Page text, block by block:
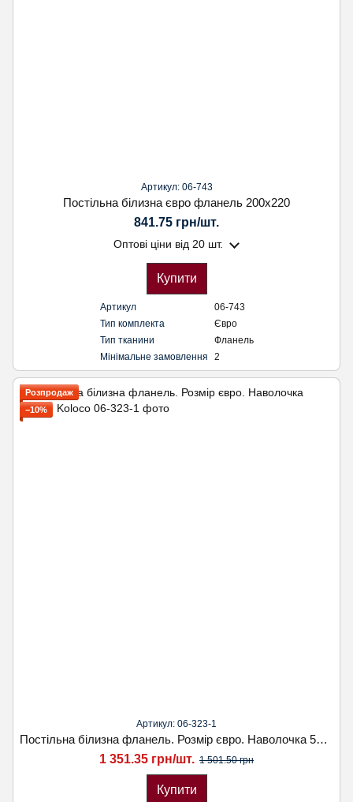
Артикул: 06-743
Постільна білизна євро фланель 200х220
841.75 грн/шт.
Оптові ціни від 20 шт.
Купити
Артикул
06-743
Тип комплекта
Євро
Тип тканини
Фланель
Мінімальне замовлення
2
Розпродаж
−10%
Артикул: 06-323-1
Постільна білизна фланель. Розмір євро. Наволочка 50х70. Koloco
1 351.35 грн/шт. 1 501.50 грн
Купити